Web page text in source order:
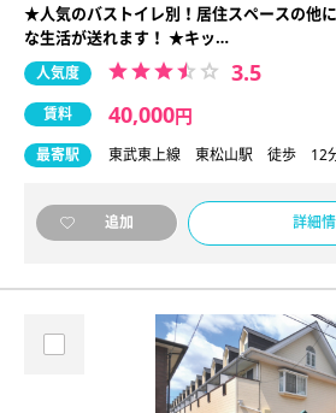
★人気のバストイレ別！居住スペースの他
な生活が送れます！ ★キッ…
人気度 3.5
賃料 40,000円
最寄駅 東武東上線 東松山駅 徒歩 12
追加 詳細